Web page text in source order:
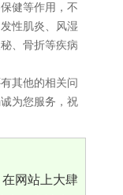
健等作用，不
性肌炎、风湿
、骨折等疾病
其他的相关问
为您服务，祝
网站上大肆